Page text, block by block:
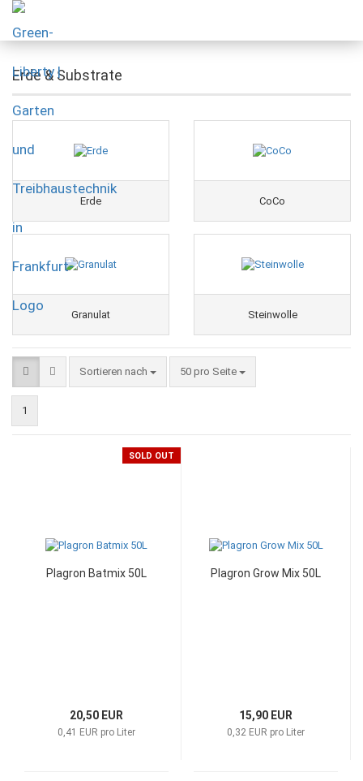
Erde & Substrate
Erde CoCo
Granulat Steinwolle
Sortieren nach 50 pro Seite
1
SOLD OUT
Plagron Batmix 50L
20,50 EUR
0,41 EUR pro Liter
Plagron Grow Mix 50L
15,90 EUR
0,32 EUR pro Liter